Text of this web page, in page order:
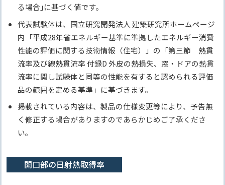
る場合｣に基づく値です。
代表試験体は、国立研究開発法人 建築研究所ホームページ
内「平成28年省エネルギー基準に準拠したエネルギー消費
性能の評価に関する技術情報（住宅）」の「第三節 熱貫
流率及び線熱貫流率 付録D 外皮の熱損失、窓・ドアの熱貫
流率に関し試験体と同等の性能を有すると認められる評価
品の範囲を定める基準」に基づきます。
掲載されている内容は、製品の仕様変更等により、予告無
く修正する場合がありますのであらかじめご了承くださ
い。
開口部の日射熱取得率